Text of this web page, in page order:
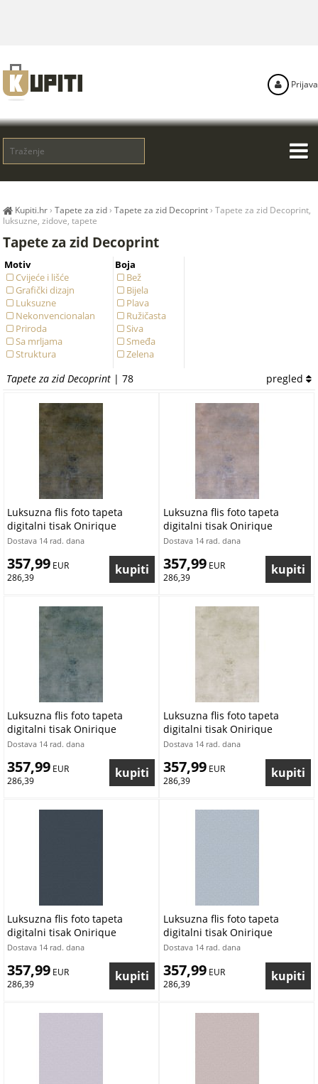
Kupiti.hr›Tapete za zid ›Tapete za zid Decoprint ›Tapete za zid Decoprint,
luksuzne, zidove, tapete
Tapete za zid Decoprint
Motiv
Cvijeće i lišće
Grafički dizajn
Luksuzne
Nekonvencionalan
Priroda
Sa mrljama
Struktura
Boja
Bež
Bijela
Plava
Ružičasta
Siva
Smeđa
Zelena
Tapete za zid Decoprint | 78 pregled
Luksuzna flis foto tapeta
digitalni tisak Onirique
OND22143 | 200 x 300 cm |
Dostava 14 rad. dana
357,99 EUR
286,39
Luksuzna flis foto tapeta
digitalni tisak Onirique
OND22142 | 200 x 300 cm |
Dostava 14 rad. dana
357,99 EUR
286,39
Luksuzna flis foto tapeta
digitalni tisak Onirique
OND22141 | 200 x 300 cm |
Dostava 14 rad. dana
357,99 EUR
286,39
Luksuzna flis foto tapeta
digitalni tisak Onirique
OND22140 | 200 x 300 cm |
Dostava 14 rad. dana
357,99 EUR
286,39
Luksuzna flis foto tapeta
digitalni tisak Onirique
OND22133 | 200 x 300 cm |
Dostava 14 rad. dana
357,99 EUR
286,39
Luksuzna flis foto tapeta
digitalni tisak Onirique
OND22132 | 200 x 300 cm |
Dostava 14 rad. dana
357,99 EUR
286,39
Prijava